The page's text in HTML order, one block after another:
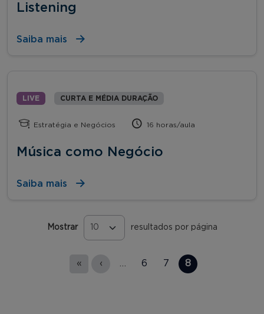
Listening
Saiba mais
LIVE CURTA E MÉDIA DURAÇÃO
Estratégia e Negócios 16 horas/aula
Música como Negócio
Saiba mais
Mostrar resultados por página
« ‹ 6 7 8